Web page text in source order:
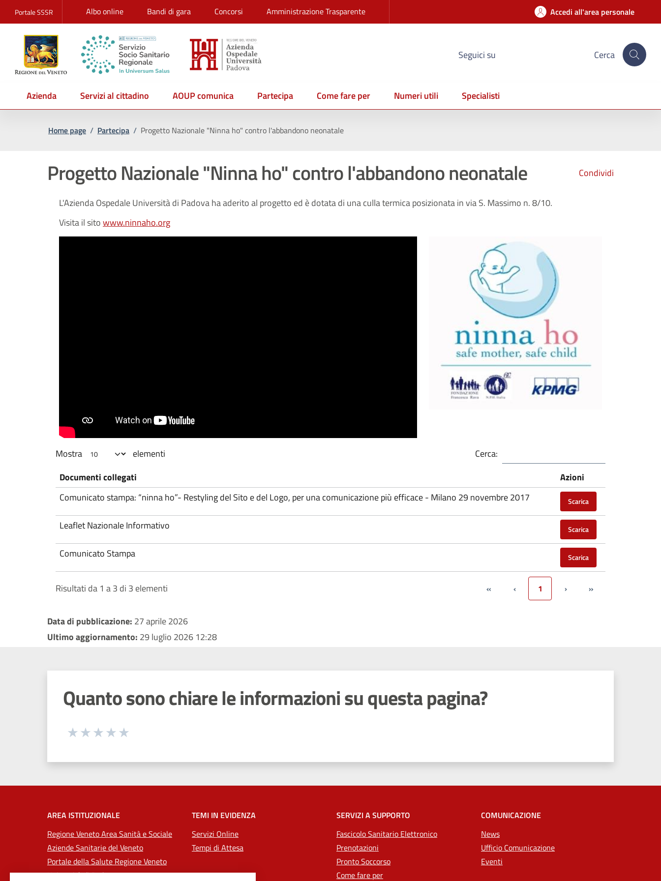
Portale SSSR Albo online Bandi di gara Concorsi Amministrazione Trasparente Accedi all'area personale
Seguici su Cerca
Azienda Servizi al cittadino AOUP comunica Partecipa Come fare per Numeri utili Specialisti
Home page / Partecipa / Progetto Nazionale "Ninna ho" contro l'abbandono neonatale
Condividi
Progetto Nazionale "Ninna ho" contro l'abbandono neonatale
L'Azienda Ospedale Università di Padova ha aderito al progetto ed è dotata di una culla termica posizionata in via S. Massimo n. 8/10.
Visita il sitowww.ninnaho.org
Mostra elementi
Cerca:
Documenti collegati
Azioni
Comunicato stampa: “ninna ho”- Restyling del Sito e del Logo, per una comunicazione più efficace - Milano 29 novembre 2017
Scarica
Leaflet Nazionale Informativo Scarica
Comunicato Stampa Scarica
Risultati da 1 a 3 di 3 elementi « ‹ 1 › »
Data di pubblicazione: 27 aprile 2026
Ultimo aggiornamento: 29 luglio 2026 12:28
Quanto sono chiare le informazioni su questa pagina?
Seleziona una valutazione da 1 a 5 stelle
AREA ISTITUZIONALE
Regione Veneto Area Sanità e Sociale
Aziende Sanitarie del Veneto
Portale della Salute Regione Veneto
Università di Padova
TEMI IN EVIDENZA
Servizi Online
Tempi di Attesa
SERVIZI A SUPPORTO
Fascicolo Sanitario Elettronico
Prenotazioni
Pronto Soccorso
Come fare per
COMUNICAZIONE
News
Ufficio Comunicazione
Eventi